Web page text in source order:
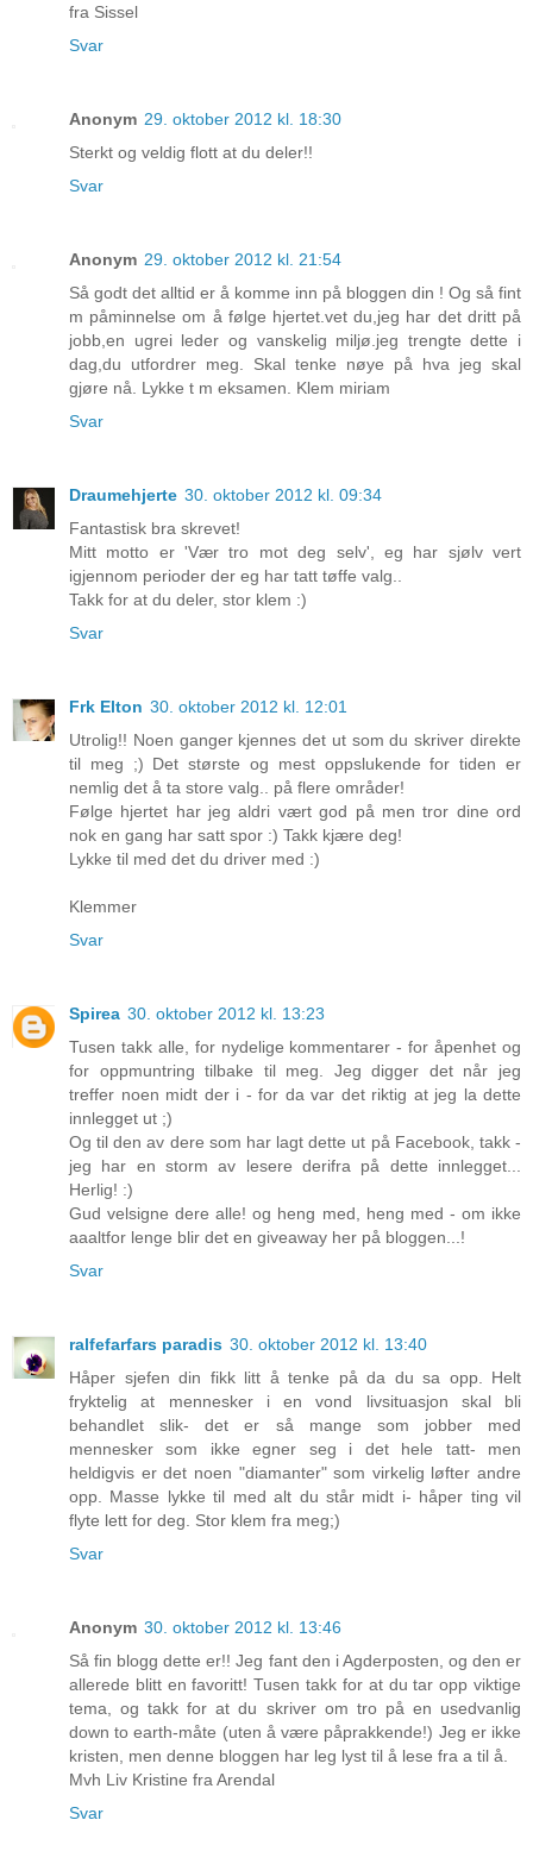
fra Sissel
Svar
Anonym 29. oktober 2012 kl. 18:30
Sterkt og veldig flott at du deler!!
Svar
Anonym 29. oktober 2012 kl. 21:54
Så godt det alltid er å komme inn på bloggen din ! Og så fint
m påminnelse om å følge hjertet.vet du,jeg har det dritt på
jobb,en ugrei leder og vanskelig miljø.jeg trengte dette i
dag,du utfordrer meg. Skal tenke nøye på hva jeg skal
gjøre nå. Lykke t m eksamen. Klem miriam
Svar
Draumehjerte 30. oktober 2012 kl. 09:34
Fantastisk bra skrevet!
Mitt motto er 'Vær tro mot deg selv', eg har sjølv vert
igjennom perioder der eg har tatt tøffe valg..
Takk for at du deler, stor klem :)
Svar
Frk Elton 30. oktober 2012 kl. 12:01
Utrolig!! Noen ganger kjennes det ut som du skriver direkte
til meg ;) Det største og mest oppslukende for tiden er
nemlig det å ta store valg.. på flere områder!
Følge hjertet har jeg aldri vært god på men tror dine ord
nok en gang har satt spor :) Takk kjære deg!
Lykke til med det du driver med :)
Klemmer
Svar
Spirea 30. oktober 2012 kl. 13:23
Tusen takk alle, for nydelige kommentarer - for åpenhet og
for oppmuntring tilbake til meg. Jeg digger det når jeg
treffer noen midt der i - for da var det riktig at jeg la dette
innlegget ut ;)
Og til den av dere som har lagt dette ut på Facebook, takk -
jeg har en storm av lesere derifra på dette innlegget...
Herlig! :)
Gud velsigne dere alle! og heng med, heng med - om ikke
aaaltfor lenge blir det en giveaway her på bloggen...!
Svar
ralfefarfars paradis 30. oktober 2012 kl. 13:40
Håper sjefen din fikk litt å tenke på da du sa opp. Helt
fryktelig at mennesker i en vond livsituasjon skal bli
behandlet slik- det er så mange som jobber med
mennesker som ikke egner seg i det hele tatt- men
heldigvis er det noen "diamanter" som virkelig løfter andre
opp. Masse lykke til med alt du står midt i- håper ting vil
flyte lett for deg. Stor klem fra meg;)
Svar
Anonym 30. oktober 2012 kl. 13:46
Så fin blogg dette er!! Jeg fant den i Agderposten, og den er
allerede blitt en favoritt! Tusen takk for at du tar opp viktige
tema, og takk for at du skriver om tro på en usedvanlig
down to earth-måte (uten å være påprakkende!) Jeg er ikke
kristen, men denne bloggen har leg lyst til å lese fra a til å.
Mvh Liv Kristine fra Arendal
Svar